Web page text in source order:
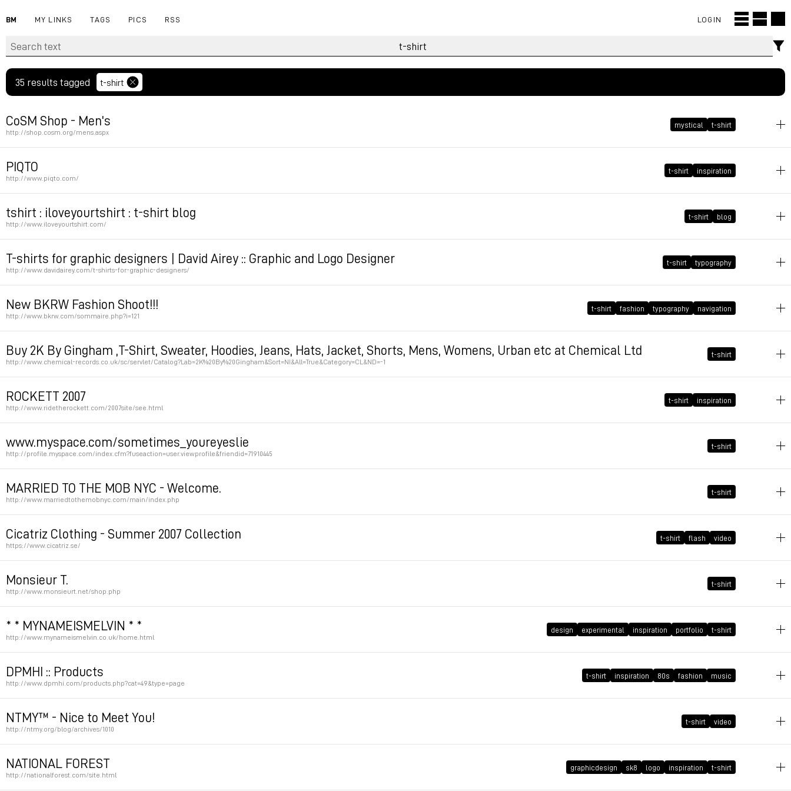
BM MY LINKS TAGS PICS RSS LOGIN
35 results tagged t-shirt
CoSM Shop - Men's
http://shop.cosm.org/mens.aspx
mystical t-shirt
PIQTO
http://www.piqto.com/
t-shirt inspiration
tshirt : iloveyourtshirt : t-shirt blog
http://www.iloveyourtshirt.com/
t-shirt blog
T-shirts for graphic designers | David Airey :: Graphic and Logo Designer
http://www.davidairey.com/t-shirts-for-graphic-designers/
t-shirt typography
New BKRW Fashion Shoot!!!
http://www.bkrw.com/sommaire.php?i=121
t-shirt fashion typography navigation
Buy 2K By Gingham ,T-Shirt, Sweater, Hoodies, Jeans, Hats, Jacket, Shorts, Mens, Womens, Urban etc at Chemical Ltd
http://www.chemical-records.co.uk/sc/servlet/Catalog?Lab=2K%20By%20Gingham&Sort=NI&All=True&Category=CL&ND=-1
t-shirt
ROCKETT 2007
http://www.ridetherockett.com/2007site/see.html
t-shirt inspiration
www.myspace.com/sometimes_youreyeslie
http://profile.myspace.com/index.cfm?fuseaction=user.viewprofile&friendid=71910445
t-shirt
MARRIED TO THE MOB NYC - Welcome.
http://www.marriedtothemobnyc.com/main/index.php
t-shirt
Cicatriz Clothing - Summer 2007 Collection
https://www.cicatriz.se/
t-shirt flash video
Monsieur T.
http://www.monsieurt.net/shop.php
t-shirt
* * MYNAMEISMELVIN * *
http://www.mynameismelvin.co.uk/home.html
design experimental inspiration portfolio t-shirt
DPMHI :: Products
http://www.dpmhi.com/products.php?cat=49&type=page
t-shirt inspiration 80s fashion music
NTMY™ - Nice to Meet You!
http://ntmy.org/blog/archives/1010
t-shirt video
NATIONAL FOREST
http://nationalforest.com/site.html
graphicdesign sk8 logo inspiration t-shirt